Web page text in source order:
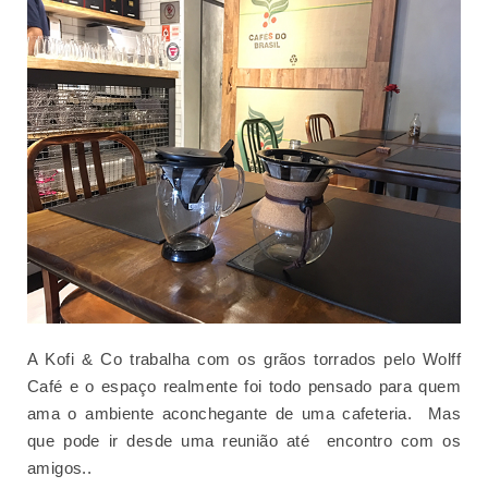
A Kofi & Co trabalha com os grãos torrados pelo Wolff
Café e o espaço realmente foi todo pensado para quem
ama o ambiente aconchegante de uma cafeteria. Mas
que pode ir desde uma reunião até encontro com os
amigos..